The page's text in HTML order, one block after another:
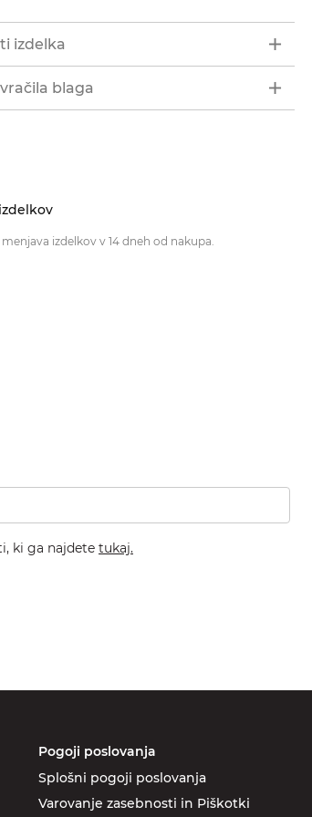
izdelka
blaga
izdelkov v 14 dneh od nakupa.
ki ga najdete tukaj.
Pogoji poslovanja
Splošni pogoji poslovanja
Varovanje zasebnosti in Piškotki